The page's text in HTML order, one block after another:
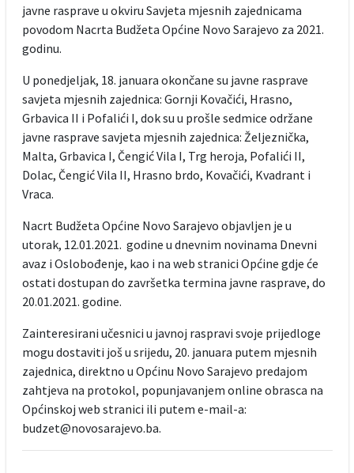
javne rasprave u okviru Savjeta mjesnih zajednicama
povodom Nacrta Budžeta Općine Novo Sarajevo za 2021.
godinu.
U ponedjeljak, 18. januara okončane su javne rasprave
savjeta mjesnih zajednica: Gornji Kovačići, Hrasno,
Grbavica II i Pofalići I, dok su u prošle sedmice održane
javne rasprave savjeta mjesnih zajednica: Željeznička,
Malta, Grbavica I, Čengić Vila I, Trg heroja, Pofalići II,
Dolac, Čengić Vila II, Hrasno brdo, Kovačići, Kvadrant i
Vraca.
Nacrt Budžeta Općine Novo Sarajevo objavljen je u
utorak, 12.01.2021. godine u dnevnim novinama Dnevni
avaz i Oslobođenje, kao i na web stranici Općine gdje će
ostati dostupan do završetka termina javne rasprave, do
20.01.2021. godine.
Zainteresirani učesnici u javnoj raspravi svoje prijedloge
mogu dostaviti još u srijedu, 20. januara putem mjesnih
zajednica, direktno u Općinu Novo Sarajevo predajom
zahtjeva na protokol, popunjavanjem online obrasca na
Općinskoj web stranici ili putem e-mail-a:
budzet@novosarajevo.ba.